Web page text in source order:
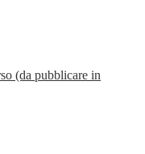
(da pubblicare in